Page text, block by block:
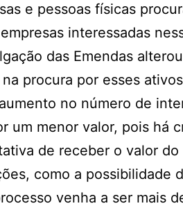
e pessoas físicas
interessadas
das Emendas
procura por esses
no número de
um menor valor, pois há
de receber o valor
como a possibilidade
venha a ser mais